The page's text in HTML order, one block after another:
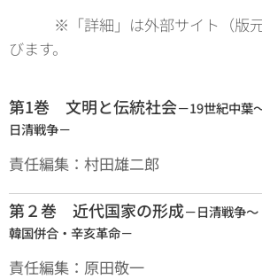
※「詳細」は外部サイト（版元
びます。
第1巻 文明と伝統社会－19世紀中葉
日清戦争－
責任編集：村田雄二郎
第２巻 近代国家の形成－日清戦争～
韓国併合・辛亥革命－
責任編集：原田敬一